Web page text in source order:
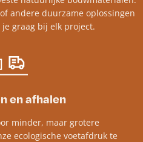
andere duurzame oplossingen
graag bij elk project.​
en afhalen
minder, maar grotere
ecologische voetafdruk te